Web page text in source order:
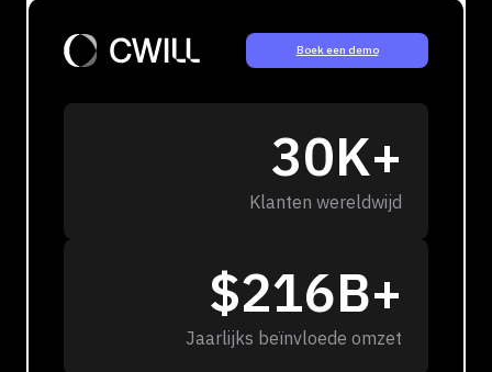
Boek een demo
30K+
Klanten wereldwijd
$216B+
Jaarlijks beïnvloede omzet